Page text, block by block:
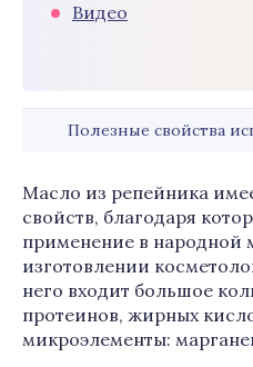
Видео
Полезные свойства
Масло из репейника
свойств, благодаря
применение в народной
изготовлении
него входит большое
протеинов, жирных
микроэлементы: